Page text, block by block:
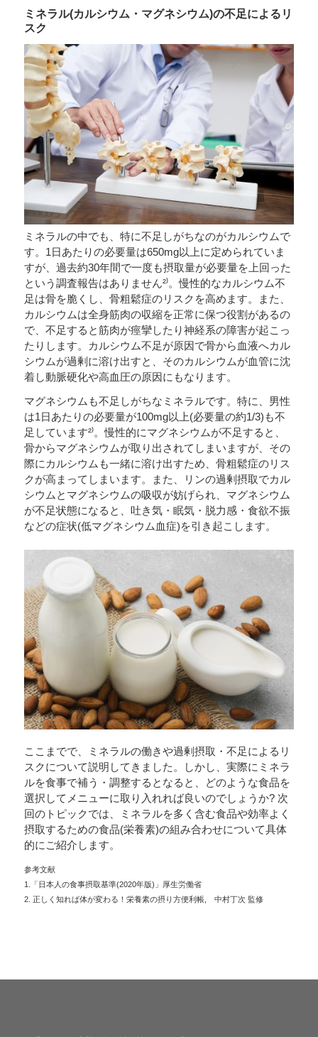
ミネラル(カルシウム・マグネシウム)の不足によるリ
スク
ミネラルの中でも、特に不足しがちなのがカルシウムで
す。1日あたりの必要量は650mg以上に定められていま
すが、過去約30年間で一度も摂取量が必要量を上回った
という調査報告はありません²⁾。慢性的なカルシウム不
足は骨を脆くし、骨粗鬆症のリスクを高めます。また、
カルシウムは全身筋肉の収縮を正常に保つ役割があるの
で、不足すると筋肉が痙攣したり神経系の障害が起こっ
たりします。カルシウム不足が原因で骨から血液へカル
シウムが過剰に溶け出すと、そのカルシウムが血管に沈
着し動脈硬化や高血圧の原因にもなります。
マグネシウムも不足しがちなミネラルです。特に、男性
は1日あたりの必要量が100mg以上(必要量の約1/3)も不
足しています²⁾。慢性的にマグネシウムが不足すると、
骨からマグネシウムが取り出されてしまいますが、その
際にカルシウムも一緒に溶け出すため、骨粗鬆症のリス
クが高まってしまいます。また、リンの過剰摂取でカル
シウムとマグネシウムの吸収が妨げられ、マグネシウム
が不足状態になると、吐き気・眠気・脱力感・食欲不振
などの症状(低マグネシウム血症)を引き起こします。
ここまでで、ミネラルの働きや過剰摂取・不足によるリ
スクについて説明してきました。しかし、実際にミネラ
ルを食事で補う・調整するとなると、どのような食品を
選択してメニューに取り入れれば良いのでしょうか? 次
回のトピックでは、ミネラルを多く含む食品や効率よく
摂取するための食品(栄養素)の組み合わせについて具体
的にご紹介します。
参考文献
1.「日本人の食事摂取基準(2020年版)」厚生労働省
2. 正しく知れば体が変わる！栄養素の摂り方便利帳, 中村丁次 監修